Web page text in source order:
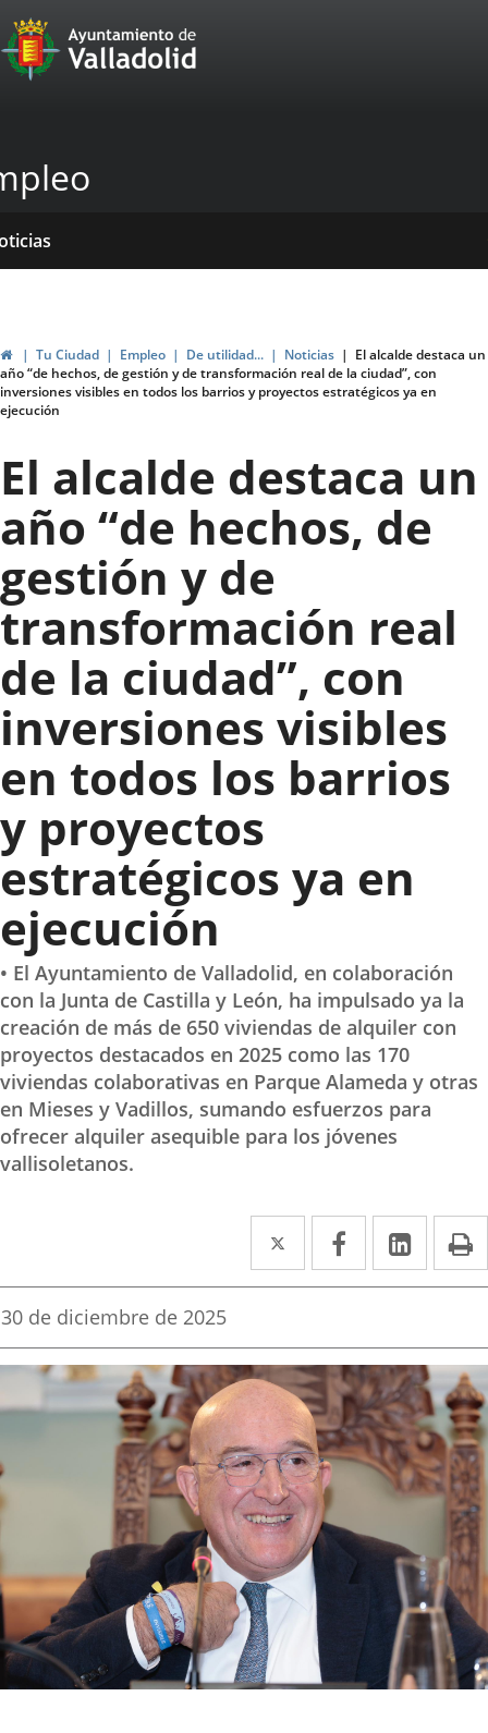
Portal
Web
Ayuntamiento
de
Valladolid
HomeTu Ciudad Empleo De utilidad... Noticias
El alcalde destaca un
año “de hechos, de gestión y de transformación real de la ciudad”, con
inversiones visibles en todos los barrios y proyectos estratégicos ya en
ejecución
El alcalde destaca un
año “de hechos, de
gestión y de
transformación real
de la ciudad”, con
inversiones visibles
en todos los barrios
y proyectos
estratégicos ya en
ejecución
• El Ayuntamiento de Valladolid, en colaboración
con la Junta de Castilla y León, ha impulsado ya la
creación de más de 650 viviendas de alquiler con
proyectos destacados en 2025 como las 170
viviendas colaborativas en Parque Alameda y otras
en Mieses y Vadillos, sumando esfuerzos para
ofrecer alquiler asequible para los jóvenes
vallisoletanos.
Twitter
Enlace
a
aplicación
externa.
Facebook
Enlace
a
aplicación
externa.
Enlace
a
Fecha
la
noticia
30 de diciembre de 2025